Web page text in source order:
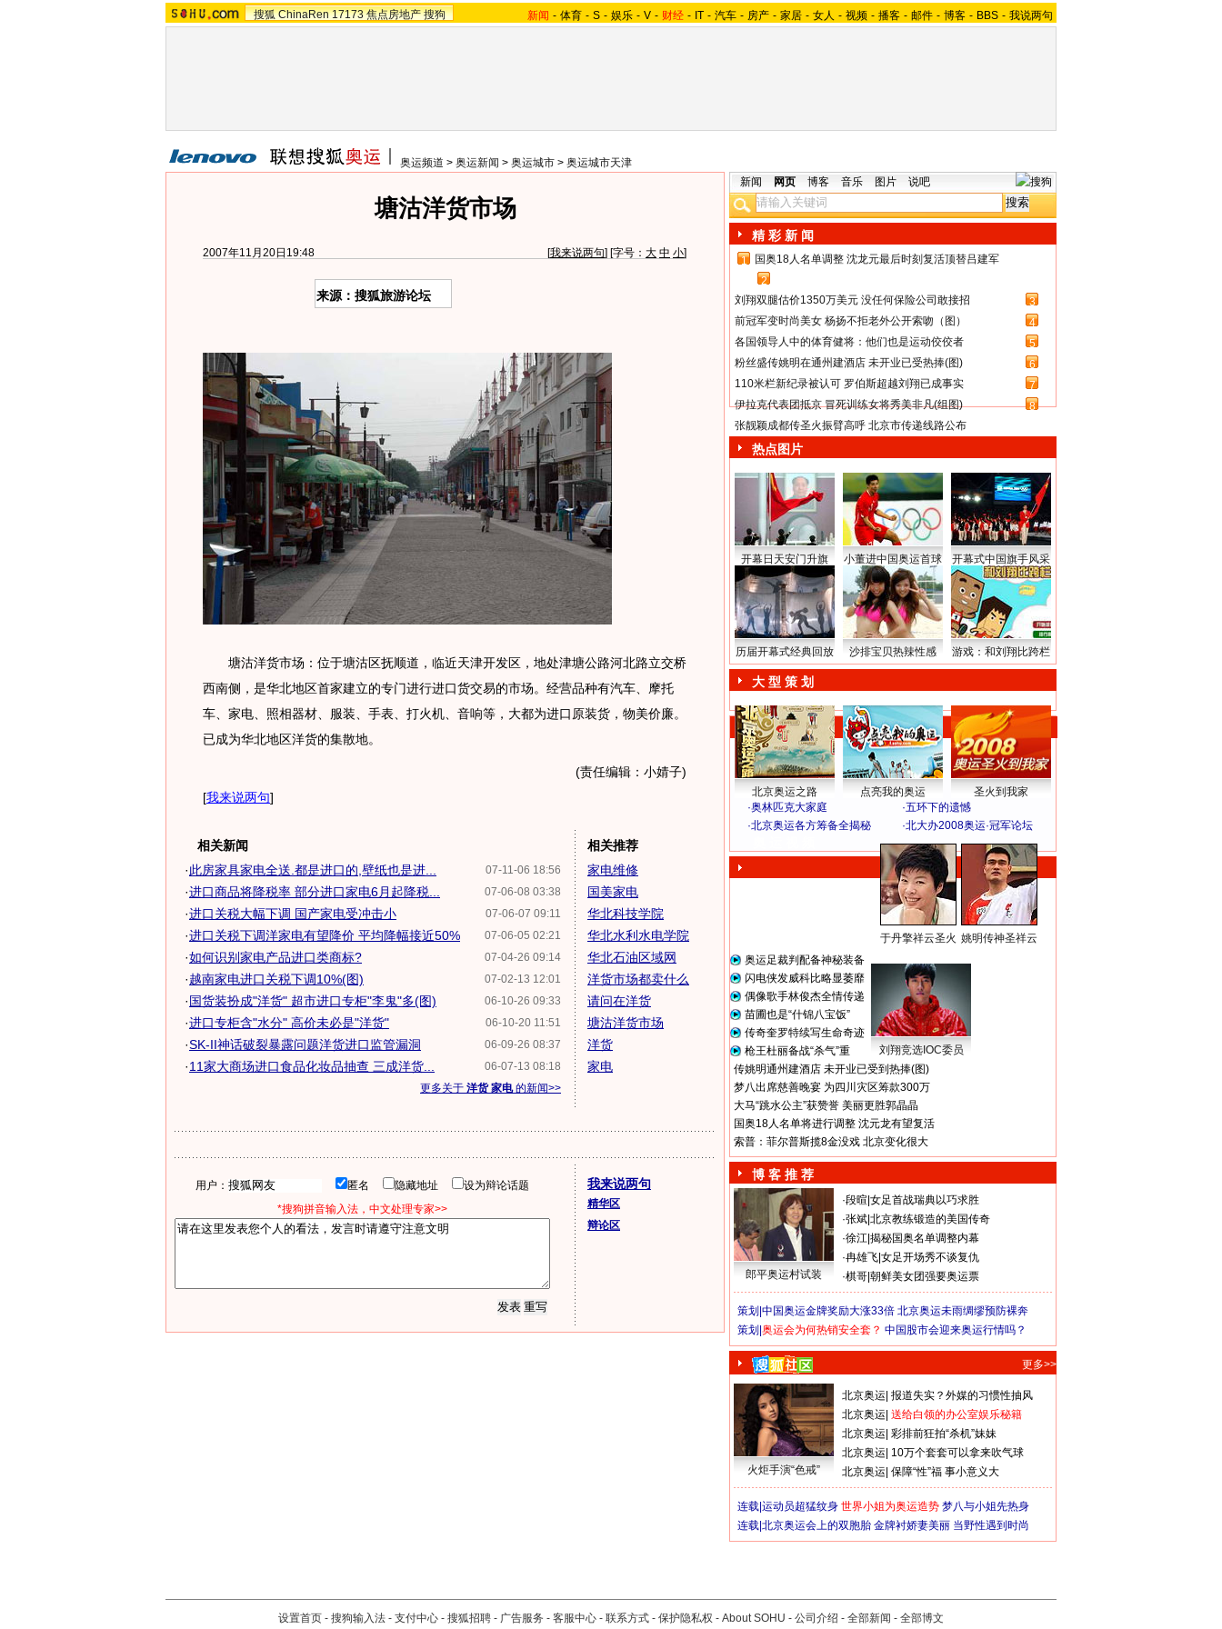
搜狐 ChinaRen 17173 焦点房地产 搜狗 新闻 - 体育 - S - 娱乐 - V - 财经 - IT - 汽车 - 房产 - 家居 - 女人 - 视频 - 播客 - 邮件 - 博客 - BBS - 我说两句
奥运频道 > 奥运新闻 > 奥运城市 > 奥运城市天津
塘沽洋货市场
2007年11月20日19:48 [我来说两句] [字号： 大 中 小]
来源：搜狐旅游论坛
塘沽洋货市场：位于塘沽区抚顺道，临近天津开发区，地处津塘公路河北路立交桥
西南侧，是华北地区首家建立的专门进行进口货交易的市场。经营品种有汽车、摩托
车、家电、照相器材、服装、手表、打火机、音响等，大都为进口原装货，物美价廉。
已成为华北地区洋货的集散地。
(责任编辑：小婧子)
[我来说两句]
相关新闻
07-11-06 18:56
·此房家具家电全送.都是进口的,壁纸也是进...
07-06-08 03:38
·进口商品将降税率 部分进口家电6月起降税...
07-06-07 09:11
·进口关税大幅下调 国产家电受冲击小
07-06-05 02:21
·进口关税下调洋家电有望降价 平均降幅接近50%
07-04-26 09:14
·如何识别家电产品进口类商标?
07-02-13 12:01
·越南家电进口关税下调10%(图)
06-10-26 09:33
·国货装扮成"洋货" 超市进口专柜"李鬼"多(图)
06-10-20 11:51
·进口专柜含"水分" 高价未必是"洋货"
06-09-26 08:37
·SK-II神话破裂暴露问题洋货进口监管漏洞
06-07-13 08:18
·11家大商场进口食品化妆品抽查 三成洋货...
更多关于 洋货 家电的新闻>>
相关推荐
家电维修
国美家电
华北科技学院
华北水利水电学院
华北石油区域网
洋货市场都卖什么
请问在洋货
塘沽洋货市场
洋货
家电
用户： 匿名 隐藏地址
设为辩论话题
*搜狗拼音输入法，中文处理专家>>
我来说两句
精华区
辩论区
新闻 网页 博客 音乐 图片 说吧
精 彩 新 闻
1
国奥18人名单调整 沈龙元最后时刻复活顶替吕建军
2
刘翔双腿估价1350万美元 没任何保险公司敢接招
3
前冠军变时尚美女 杨扬不拒老外公开索吻（图）
4
各国领导人中的体育健将：他们也是运动佼佼者
5
粉丝盛传姚明在通州建酒店 未开业已受热捧(图)
6
110米栏新纪录被认可 罗伯斯超越刘翔已成事实
7
伊拉克代表团抵京 冒死训练女将秀美非凡(组图)
8
张靓颖成都传圣火振臂高呼 北京市传递线路公布
热点图片
开幕日天安门升旗 小董进中国奥运首球 开幕式中国旗手风采
历届开幕式经典回放 沙排宝贝热辣性感 游戏：和刘翔比跨栏
大 型 策 划
北京奥运之路 点亮我的奥运
圣火到我家
·奥林匹克大家庭 ·五环下的遗憾
·北京奥运各方筹备全揭秘 ·北大办2008奥运·冠军论坛
于丹擎祥云圣火 姚明传神圣祥云
奥运足裁判配备神秘装备
闪电侠发威科比略显萎靡
偶像歌手林俊杰全情传递
苗圃也是“什锦八宝饭”
传奇奎罗特续写生命奇迹
枪王杜丽备战“杀气”重
刘翔竞选IOC委员
传姚明通州建酒店 未开业已受到热捧(图)
梦八出席慈善晚宴 为四川灾区筹款300万
大马“跳水公主”获赞誉 美丽更胜郭晶晶
国奥18人名单将进行调整 沈元龙有望复活
索普：菲尔普斯揽8金没戏 北京变化很大
博 客 推 荐
郎平奥运村试装
·段暄 女足首战瑞典以巧求胜
·张斌 北京教练锻造的美国传奇
·徐江 揭秘国奥名单调整内幕
·冉雄飞 女足开场秀不谈复仇
·棋哥 朝鲜美女团强要奥运票
策划| 中国奥运金牌奖励大涨33倍 北京奥运未雨绸缪预防裸奔
策划| 奥运会为何热销安全套？ 中国股市会迎来奥运行情吗？
更多>>
火炬手演“色戒”
北京奥运 报道失实？外媒的习惯性抽风
北京奥运 送给白领的办公室娱乐秘籍
北京奥运 彩排前狂拍“杀机”妹妹
北京奥运 10万个套套可以拿来吹气球
北京奥运 保障“性”福 事小意义大
连载| 运动员超猛纹身 世界小姐为奥运造势 梦八与小姐先热身
连载| 北京奥运会上的双胞胎 金牌衬娇妻美丽 当野性遇到时尚
设置首页 - 搜狗输入法 - 支付中心 - 搜狐招聘 - 广告服务 - 客服中心 - 联系方式 - 保护隐私权 - About SOHU - 公司介绍 - 全部新闻 - 全部博文